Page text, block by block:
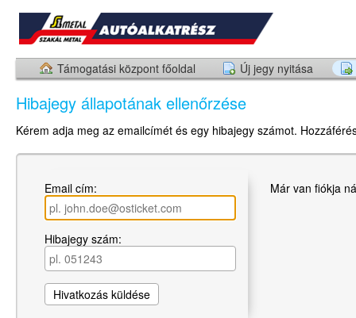
Támogatási központ főoldal Új jegy nyitása
Hibajegy állapotának ellenőrzése
Kérem adja meg az emailcímét és egy hibajegy számot.
Email cím:
Hibajegy szám:
Már van fiókja